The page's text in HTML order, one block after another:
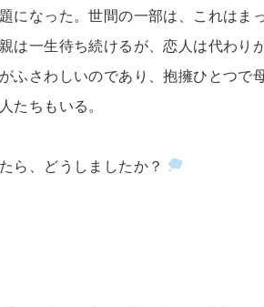
になった。世間の一部は、これはま
は一生待ち続けるが、恋人は代わり
ふさわしいのであり、抱擁ひとつで
たちもいる。
ら、どうしましたか？